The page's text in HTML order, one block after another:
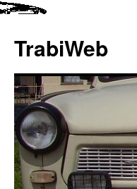
TrabiWeb